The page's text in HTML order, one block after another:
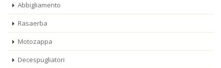
Abbigliamento
Rasaerba
Motozappa
Decespugliatori